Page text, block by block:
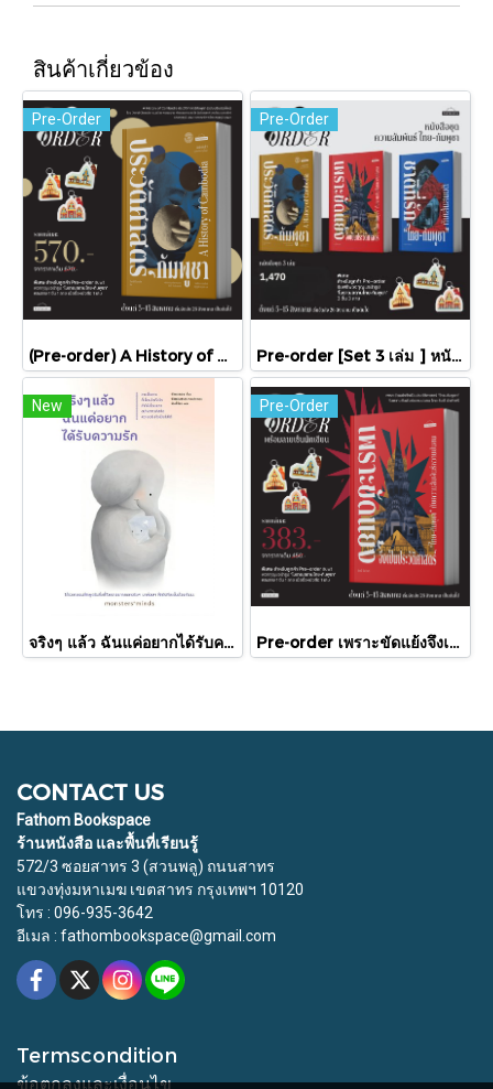
สินค้าเกี่ยวข้อง
Pre-Order
(Pre-order) A History of Cambodia ประวัติศาสตร์กัมพูชา (ฉบับปรับปรุงใหม่) / David Chandler / มติชน
Pre-Order
Pre-order [Set 3 เล่ม ] หนังสือชุดความสัมพันธ์ "ไทย-กัมพูชา" / มติชน
New
จริงๆ แล้ว ฉันแค่อยากได้รับความรัก / พัคแจยอน / นันท์นิชา / Babymonster
Pre-Order
Pre-order เพราะขัดแย้งจึงเป็นประวัติศาสตร์ "ไทย-กัมพูชา" กับความสัมพันธ์หวานปนขม / มติชน
CONTACT US
Fathom Bookspace
ร้านหนังสือ และพื้นที่เรียนรู้
572/3 ซอยสาทร 3 (สวนพลู) ถนนสาทร
แขวงทุ่งมหาเมฆ เขตสาทร กรุงเทพฯ 10120
โทร : 096-935-3642
อีเมล : fathombookspace@gmail.com
Termscondition
ข้อตกลงและเงื่อนไข